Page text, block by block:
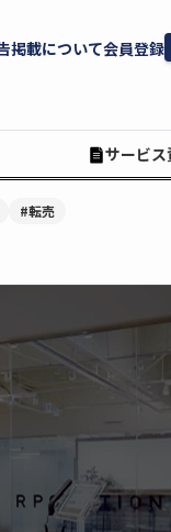
掲載について会員登録
サービス
#転売